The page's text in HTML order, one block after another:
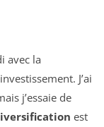
avec la
J’ai
j’essaie de
est